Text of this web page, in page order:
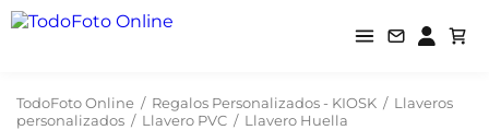
TodoFoto Online / Regalos Personalizados - KIOSK / Llaveros
personalizados / Llavero PVC / Llavero Huella